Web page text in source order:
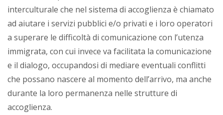
interculturale che nel sistema di accoglienza è chiamato
ad aiutare i servizi pubblici e/o privati e i loro operatori
a superare le difficoltà di comunicazione con l’utenza
immigrata, con cui invece va facilitata la comunicazione
e il dialogo, occupandosi di mediare eventuali conflitti
che possano nascere al momento dell’arrivo, ma anche
durante la loro permanenza nelle strutture di
accoglienza.